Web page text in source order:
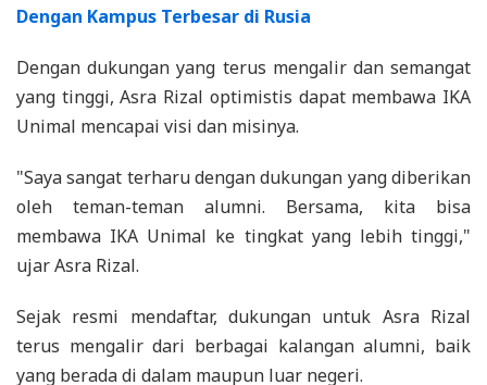
Dengan Kampus Terbesar di Rusia
Dengan dukungan yang terus mengalir dan semangat
yang tinggi, Asra Rizal optimistis dapat membawa IKA
Unimal mencapai visi dan misinya.
"Saya sangat terharu dengan dukungan yang diberikan
oleh teman-teman alumni. Bersama, kita bisa
membawa IKA Unimal ke tingkat yang lebih tinggi,"
ujar Asra Rizal.
Sejak resmi mendaftar, dukungan untuk Asra Rizal
terus mengalir dari berbagai kalangan alumni, baik
yang berada di dalam maupun luar negeri.